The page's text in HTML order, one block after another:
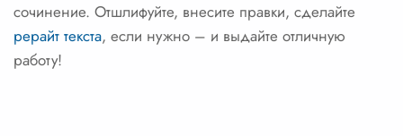
сочинение. Отшлифуйте, внесите правки, сделайте
рерайт текста, если нужно – и выдайте отличную
работу!